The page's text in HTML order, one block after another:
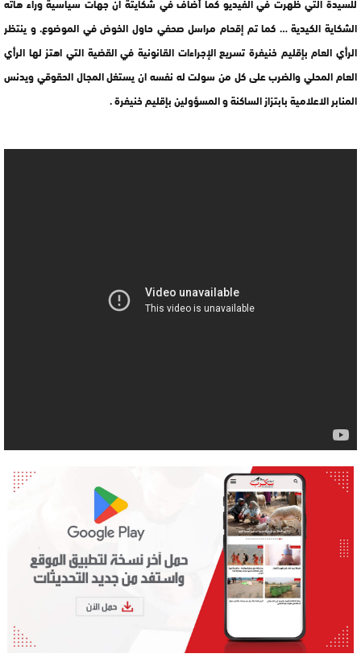
الشكاية الكيدية … كما تم إقحام مراسل صحفي حاول الخوض في الموضوع. و ينتظر
الرأي العام بإقليم خنيفرة تسريع الإجراءات القانونية في القضية التي اهتز لها الرأي
العام المحلي والضرب على كل من سولت له نفسه ان يستغل المجال الحقوقي ويدنس
المنابر الاعلامية بابتزاز الساكنة و المسؤولين بإقليم خنيفرة .